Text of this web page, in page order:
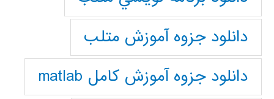
دانلود جزوه آموزش متلب
دانلود جزوه آموزش کامل matlab